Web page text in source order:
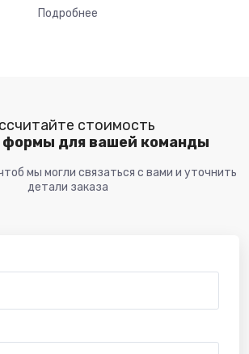
Подробнее
стоимость
формы для вашей команды
мы могли связаться с вами и уточнить
детали заказа